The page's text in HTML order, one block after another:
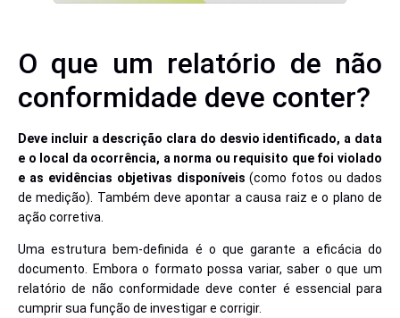
O que um relatório de não
conformidade deve conter?
Deve incluir a descrição clara do desvio identificado, a data
e o local da ocorrência, a norma ou requisito que foi violado
e as evidências objetivas disponíveis(como fotos ou dados
de medição). Também deve apontar a causa raiz e o plano de
ação corretiva.
Uma estrutura bem-definida é o que garante a eficácia do
documento. Embora o formato possa variar, saber o que um
relatório de não conformidade deve conter é essencial para
cumprir sua função de investigar e corrigir.